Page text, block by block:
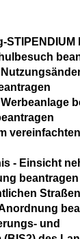
STIPENDIUM
- Einsicht
beantragen
und